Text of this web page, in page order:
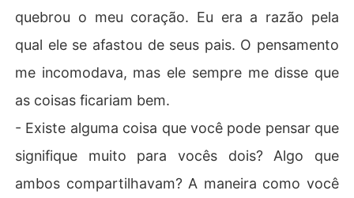
quebrou o meu coração. Eu era a razão pela
qual ele se afastou de seus pais. O pensamento
me incomodava, mas ele sempre me disse que
as coisas ficariam bem.
- Existe alguma coisa que você pode pensar que
signifique muito para vocês dois? Algo que
ambos compartilhavam? A maneira como você